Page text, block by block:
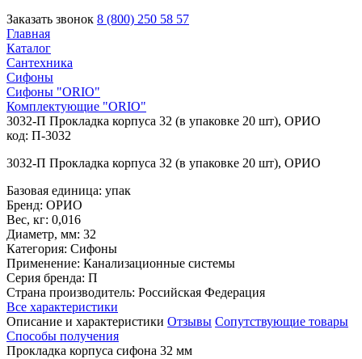
Заказать звонок 8 (800) 250 58 57
Главная
Каталог
Сантехника
Сифоны
Сифоны "ORIO"
Комплектующие "ORIO"
3032-П Прокладка корпуса 32 (в упаковке 20 шт), ОРИО
код: П-3032
3032-П Прокладка корпуса 32 (в упаковке 20 шт), ОРИО
Базовая единица: упак
Бренд: ОРИО
Вес, кг: 0,016
Диаметр, мм: 32
Категория: Сифоны
Применение: Канализационные системы
Серия бренда: П
Страна производитель: Российская Федерация
Все характеристики
Описание и характеристики Отзывы Сопутствующие товары
Способы получения
Прокладка корпуса сифона 32 мм